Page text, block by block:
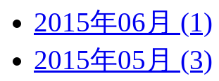
2015年06月 (1)
2015年05月 (3)